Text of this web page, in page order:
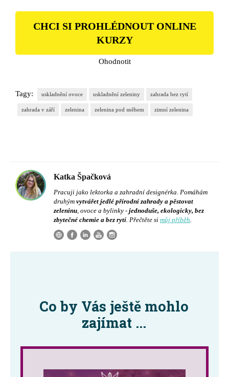
CHCI SI PROHLÉDNOUT ONLINE
KURZY
Ohodnotit
Tagy: uskladnění ovoce uskladnění zeleniny zahrada bez rytí
zahrada v září zelenina zelenina pod sněhem zimní zelenina
Katka Špačková
Pracuji jako lektorka a zahradní designérka. Pomáhám
druhým vytvářet jedlé přírodní zahrady a pěstovat
zeleninu , ovoce a bylinky - jednoduše, ekologicky, bez
zbytečné chemie a bez rytí. Přečtěte si můj příběh
Co by Vás ještě mohlo
zajímat ...